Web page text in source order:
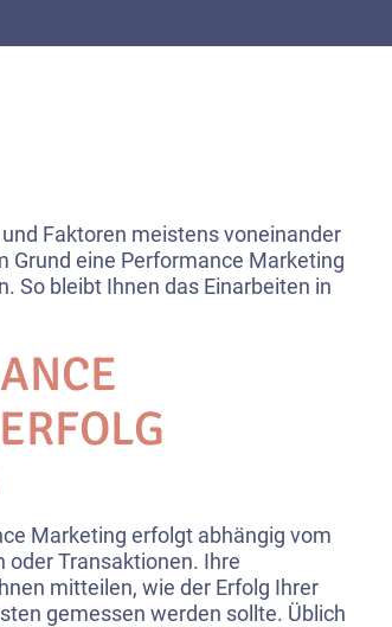
Faktoren meistens voneinander
Grund eine Performance Marketing
So bleibt Ihnen das Einarbeiten in
Marketing erfolgt abhängig vom
oder Transaktionen. Ihre
mitteilen, wie der Erfolg Ihrer
gemessen werden sollte. Üblich